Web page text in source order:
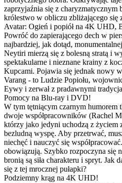
zaprzyjaźnia się z charyzmatycznym
królestwo w obliczu zbliżającego się
Avatar: Ogień i popiół na 4K UHD,
Powróć do zapierającego dech w
najbardziej, jak dotąd,
Neytiri mierzą się z bolesną stratą i
spektakularne i nieznane krainy z
Kupcami. Pojawia się jednak nowy
Varang - to Ludzie Popiołu,
Eywy i zerwał z pradawnymi
Pomocy na Blu-ray i DVD!
W tym tętniącym czarnym humorem
dwoje współpracowników (Rachel
którzy jako jedyni uchodzą z życiem
bezludną wyspę. Aby przetrwać,
niechęć i nauczyć się
obowiązują. Szybko rozpoczyna się
bronią są siła charakteru i spryt. Jak
się z tej mrocznej pułapki?
Podziemny krąg na 4K UHD!